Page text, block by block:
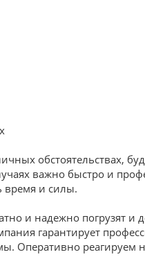
обстоятельствах,
важно быстро и
время и силы.
и надежно погрузят и
гарантирует
Оперативно реагируем